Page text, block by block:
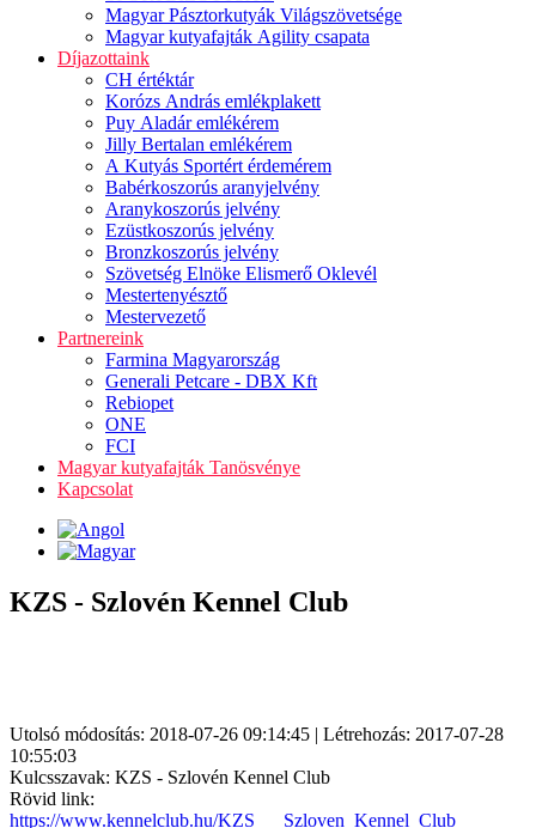
Magyar Pásztorkutyák Világszövetsége
Magyar kutyafajták Agility csapata
Díjazottaink
CH értéktár
Korózs András emlékplakett
Puy Aladár emlékérem
Jilly Bertalan emlékérem
A Kutyás Sportért érdemérem
Babérkoszorús aranyjelvény
Aranykoszorús jelvény
Ezüstkoszorús jelvény
Bronzkoszorús jelvény
Szövetség Elnöke Elismerő Oklevél
Mestertenyésztő
Mestervezető
Partnereink
Farmina Magyarország
Generali Petcare - DBX Kft
Rebiopet
ONE
FCI
Magyar kutyafajták Tanösvénye
Kapcsolat
KZS - Szlovén Kennel Club
Utolsó módosítás: 2018-07-26 09:14:45 | Létrehozás: 2017-07-28
10:55:03
Kulcsszavak: KZS - Szlovén Kennel Club
Rövid link:
https://www.kennelclub.hu/KZS___Szloven_Kennel_Club